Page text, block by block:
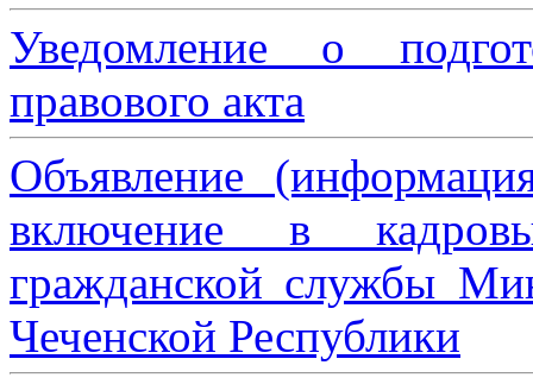
Уведомление о
правового акта
Объявление
включение в
гражданской службы
Чеченской Республики